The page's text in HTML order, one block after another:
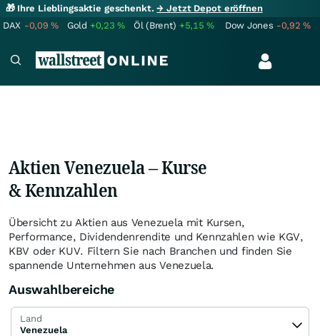
🎁 Ihre Lieblingsaktie geschenkt.→ Jetzt Depot eröffnen
DAX -0,09% Gold +0,23% Öl (Brent) +5,15% Dow Jones -0,92%
Aktien Venezuela – Kurse
& Kennzahlen
Übersicht zu Aktien aus Venezuela mit Kursen,
Performance, Dividendenrendite und Kennzahlen wie KGV,
KBV oder KUV. Filtern Sie nach Branchen und finden Sie
spannende Unternehmen aus Venezuela.
Auswahlbereiche
Land
Venezuela